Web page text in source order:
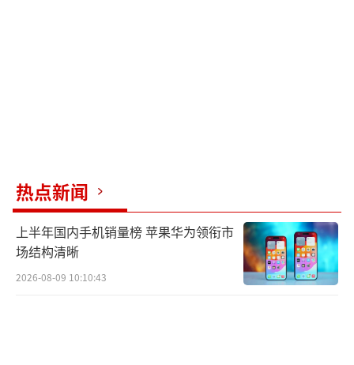
热点新闻
上半年国内手机销量榜 苹果华为领衔市
场结构清晰
2026-08-09 10:10:43